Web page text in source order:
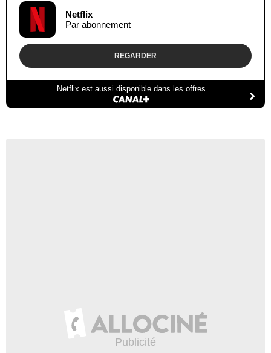
Netflix
Par abonnement
REGARDER
Netflix est aussi disponible dans les offres